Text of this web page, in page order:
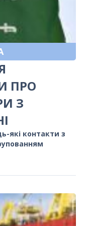
ПРО
З
які контакти з